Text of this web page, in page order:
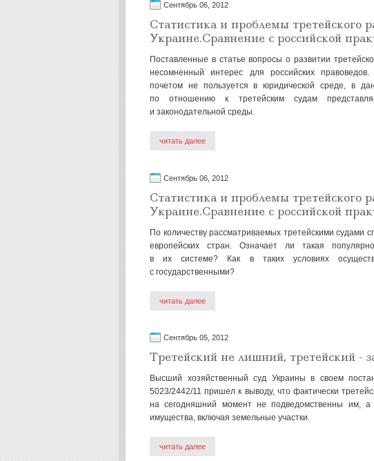
Сентябрь 06, 2012
Статистика и проблемы третейского
Украине.Сравнение с российской
Поставленные в статье вопросы о развитии
несомненный интерес для российских
почетом не пользуется в юридической среде, в
по отношению к третейским судам
и законодательной среды.
читать далее
Сентябрь 06, 2012
Статистика и проблемы третейского
Украине.Сравнение с российской
По количеству рассматриваемых третейскими судами
европейских стран. Означает ли такая
в их системе? Как в таких условиях
с государственными?
читать далее
Сентябрь 05, 2012
Третейский не лишний, третейский -
Высший хозяйственный суд Украины в своем
5023/2442/11 пришел к выводу, что фактически
на сегодняшний момент не подведомственны им,
имущества, включая земельные участки.
читать далее